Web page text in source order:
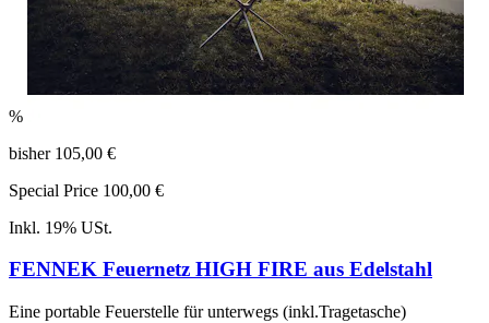
%
bisher 105,00 €
Special Price 100,00 €
Inkl. 19% USt.
FENNEK Feuernetz HIGH FIRE aus Edelstahl
Eine portable Feuerstelle für unterwegs (inkl.Tragetasche)